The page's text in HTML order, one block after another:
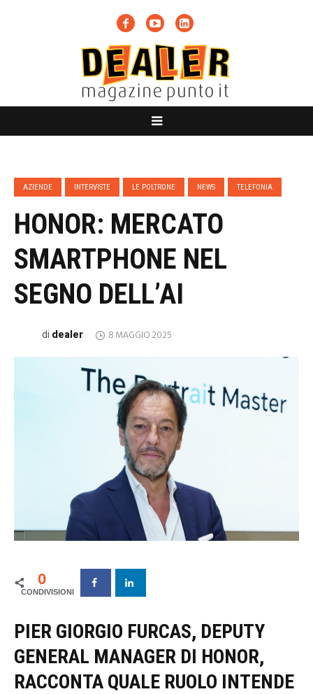
AZIENDE INTERVISTE LE POLTRONE NEWS TELEFONIA
HONOR: MERCATO
SMARTPHONE NEL
SEGNO DELL’AI
di dealer 8 MAGGIO 2025
0
PIER GIORGIO FURCAS, DEPUTY
GENERAL MANAGER DI HONOR,
RACCONTA QUALE RUOLO INTENDE